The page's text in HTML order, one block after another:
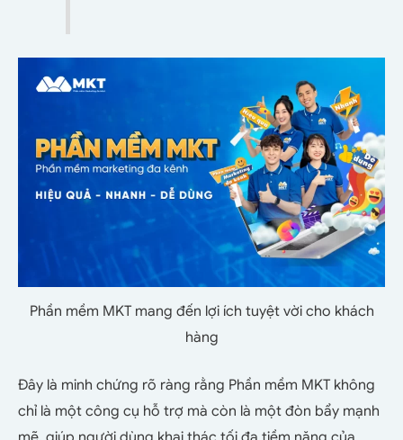
Phần mềm MKT mang đến lợi ích tuyệt vời cho khách
hàng
Đây là minh chứng rõ ràng rằng Phần mềm MKT không
chỉ là một công cụ hỗ trợ mà còn là một đòn bẩy mạnh